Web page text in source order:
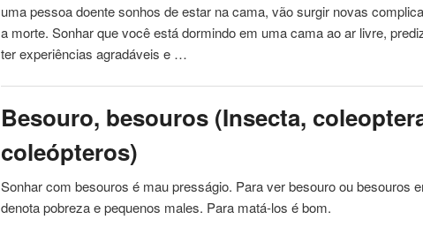
uma pessoadoente sonhos de estar na cama, vão surgir novas
a morte. Sonhar que você está dormindo em umacama ao ar livre,
ter experiências agradáveis ​​e …
Besouro, besouros (Insecta,
coleópteros)
Sonhar com besouros é mau presságio. Para ver besouro ou besouros
denota pobreza e pequenos males. Para matá-los é bom.